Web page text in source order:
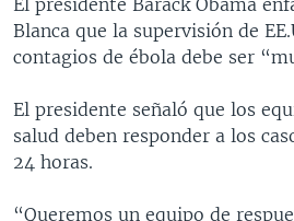
FORO [RADIO]
DEPORTIVO INTERNACIONAL
NOTA ECONÓMICA
ENTRETENIMIENTO
Blanca que la supervisión de
contagios de ébola debe ser
El presidente señaló que los
salud deben responder a los
24 horas.
“Queremos un equipo de